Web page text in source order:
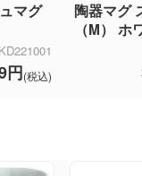
マグ
KD221001
円(税込)
陶器マグ
（M） ホ